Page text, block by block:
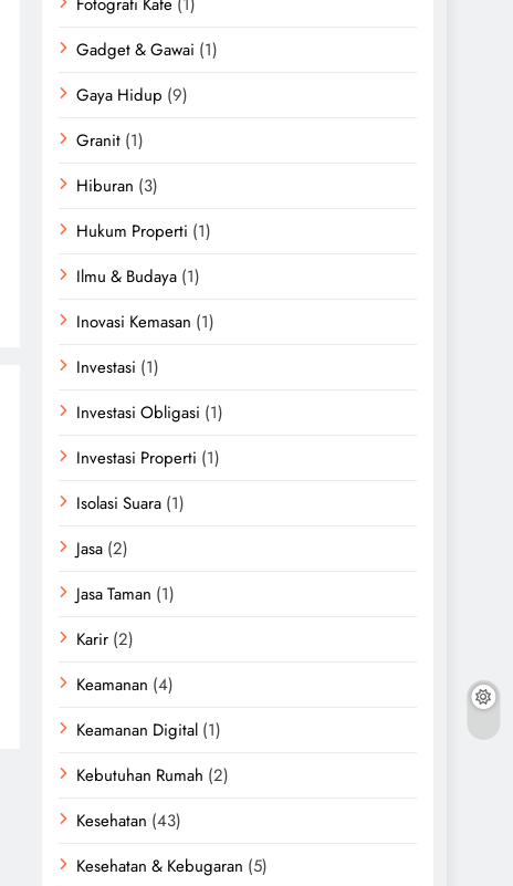
Gadget & Gawai (1)
Gaya Hidup (9)
Granit (1)
Hiburan (3)
Hukum Properti (1)
Ilmu & Budaya (1)
Inovasi Kemasan (1)
Investasi (1)
Investasi Obligasi (1)
Investasi Properti (1)
Isolasi Suara (1)
Jasa (2)
Jasa Taman (1)
Karir (2)
Keamanan (4)
Keamanan Digital (1)
Kebutuhan Rumah (2)
Kesehatan (43)
Kesehatan & Kebugaran (5)